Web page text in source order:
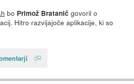
bo Primož Bratanič govoril o
Hitro razvijajoče aplikacije, ki so